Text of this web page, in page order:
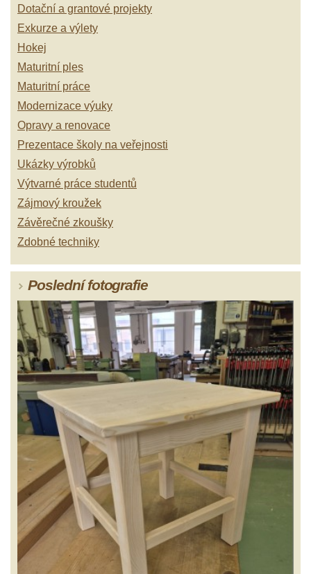
Dotační a grantové projekty
Exkurze a výlety
Hokej
Maturitní ples
Maturitní práce
Modernizace výuky
Opravy a renovace
Prezentace školy na veřejnosti
Ukázky výrobků
Výtvarné práce studentů
Zájmový kroužek
Závěrečné zkoušky
Zdobné techniky
Poslední fotografie